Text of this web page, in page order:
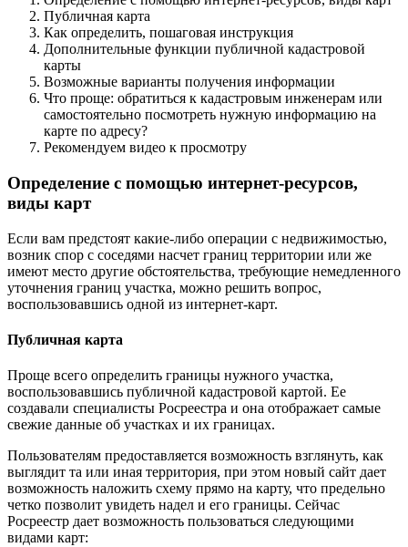
Публичная карта
Как определить, пошаговая инструкция
Дополнительные функции публичной кадастровой
карты
Возможные варианты получения информации
Что проще: обратиться к кадастровым инженерам или
самостоятельно посмотреть нужную информацию на
карте по адресу?
Рекомендуем видео к просмотру
Определение с помощью интернет-ресурсов,
виды карт
Если вам предстоят какие-либо операции с недвижимостью,
возник спор с соседями насчет границ территории или же
имеют место другие обстоятельства, требующие немедленного
уточнения границ участка, можно решить вопрос,
воспользовавшись одной из интернет-карт.
Публичная карта
Проще всего определить границы нужного участка,
воспользовавшись публичной кадастровой картой. Ее
создавали специалисты Росреестра и она отображает самые
свежие данные об участках и их границах.
Пользователям предоставляется возможность взглянуть, как
выглядит та или иная территория, при этом новый сайт дает
возможность наложить схему прямо на карту, что предельно
четко позволит увидеть надел и его границы. Сейчас
Росреестр дает возможность пользоваться следующими
видами карт: